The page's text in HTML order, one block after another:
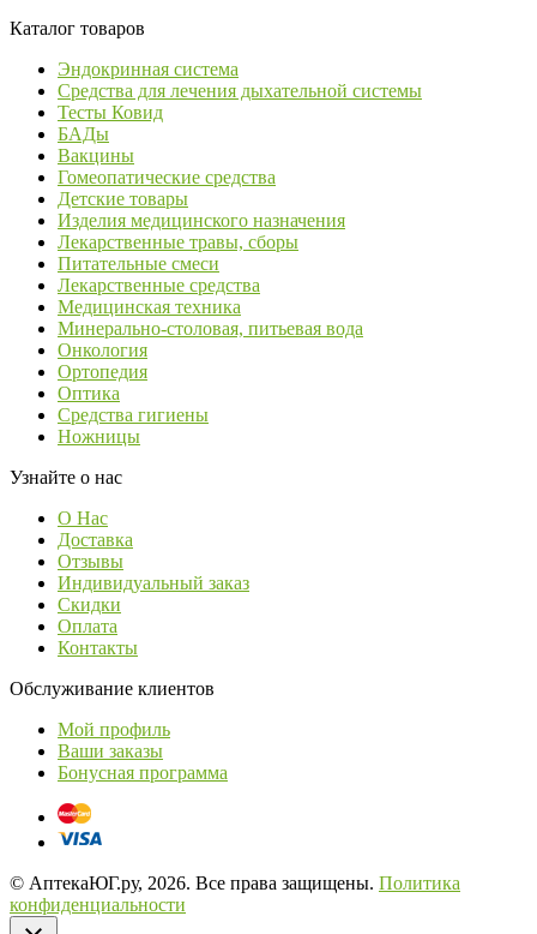
Каталог товаров
Эндокринная система
Средства для лечения дыхательной системы
Тесты Ковид
БАДы
Вакцины
Гомеопатические средства
Детские товары
Изделия медицинского назначения
Лекарственные травы, сборы
Питательные смеси
Лекарственные средства
Медицинская техника
Минерально-столовая, питьевая вода
Онкология
Ортопедия
Оптика
Средства гигиены
Ножницы
Узнайте о нас
О Нас
Доставка
Отзывы
Индивидуальный заказ
Скидки
Оплата
Контакты
Обслуживание клиентов
Мой профиль
Ваши заказы
Бонусная программа
© АптекаЮГ.ру, 2026. Все права защищены. Политика
конфиденциальности